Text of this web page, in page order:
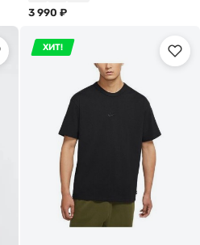
3 990 ₽
ХИТ!